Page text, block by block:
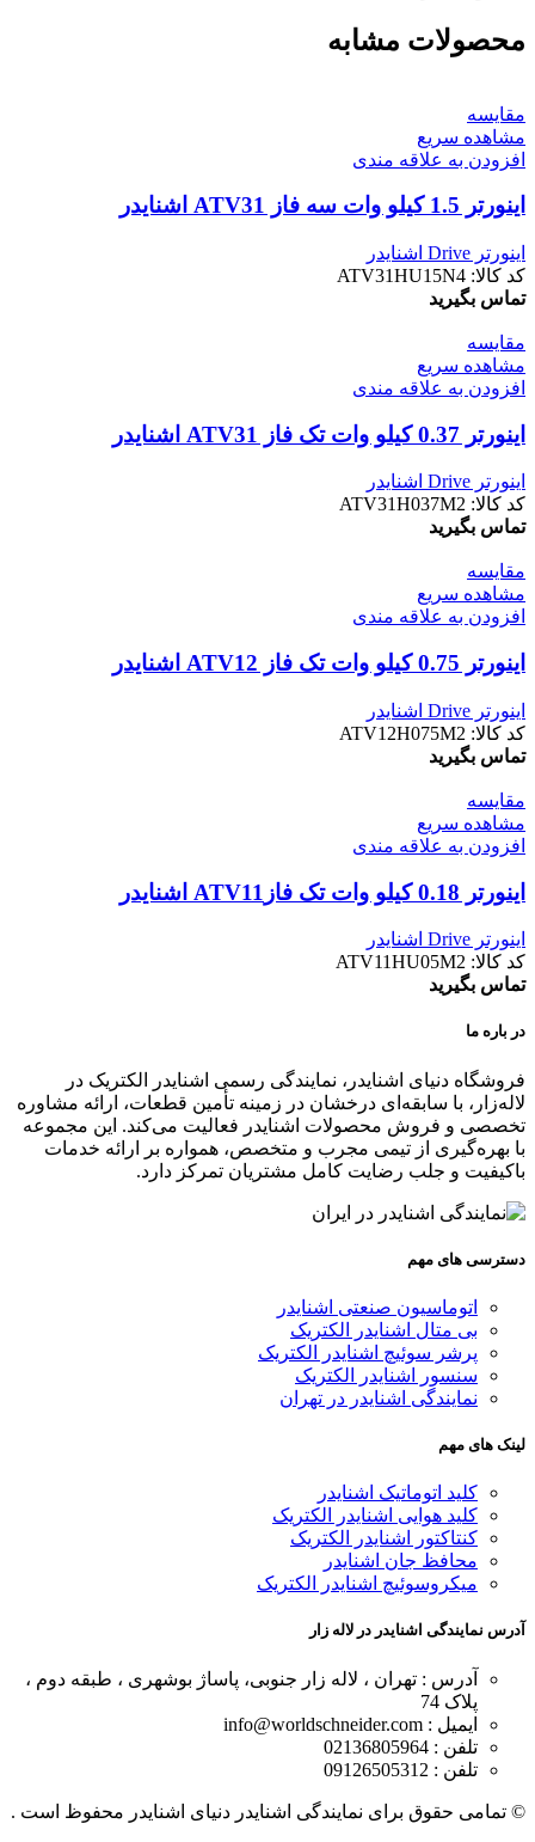
محصولات مشابه
مقایسه
مشاهده سریع
افزودن به علاقه مندی
اینورتر 1.5 کيلو وات سه فاز ATV31 اشنایدر
اینورتر Drive اشنایدر
کد کالا: ATV31HU15N4
تماس بگیرید
مقایسه
مشاهده سریع
افزودن به علاقه مندی
اینورتر 0.37 کيلو وات تک فاز ATV31 اشنایدر
اینورتر Drive اشنایدر
کد کالا: ATV31H037M2
تماس بگیرید
مقایسه
مشاهده سریع
افزودن به علاقه مندی
اینورتر 0.75 کيلو وات تک فاز ATV12 اشنایدر
اینورتر Drive اشنایدر
کد کالا: ATV12H075M2
تماس بگیرید
مقایسه
مشاهده سریع
افزودن به علاقه مندی
اینورتر 0.18 کيلو وات تک فازATV11 اشنایدر
اینورتر Drive اشنایدر
کد کالا: ATV11HU05M2
تماس بگیرید
در باره ما
فروشگاه دنیای اشنایدر، نمایندگی رسمی اشنایدر الکتریک در
لاله‌زار، با سابقه‌ای درخشان در زمینه تأمین قطعات، ارائه مشاوره
تخصصی و فروش محصولات اشنایدر فعالیت می‌کند. این مجموعه
با بهره‌گیری از تیمی مجرب و متخصص، همواره بر ارائه خدمات
باکیفیت و جلب رضایت کامل مشتریان تمرکز دارد.
دسترسی های مهم
اتوماسیون صنعتی اشنایدر
بی متال اشنایدر الکتریک
پرشر سوئیچ اشنایدر الکتریک
سنسور اشنایدر الکتریک
نمایندگی اشنایدر در تهران
لینک های مهم
کلید اتوماتیک اشنایدر
کلید هوایی اشنایدر الکتریک
کنتاکتور اشنایدر الکتریک
محافظ جان اشنایدر
میکروسوئیچ اشنایدر الکتریک
آدرس نمایندگی اشنایدر در لاله زار
آدرس : تهران ، لاله زار جنوبی، پاساژ بوشهری ، طبقه دوم ،
پلاک 74
ایمیل : info@worldschneider.com
تلفن : 02136805964
تلفن : 09126505312
© تمامی حقوق برای نمایندگی اشنایدر دنیای اشنایدر محفوظ است .